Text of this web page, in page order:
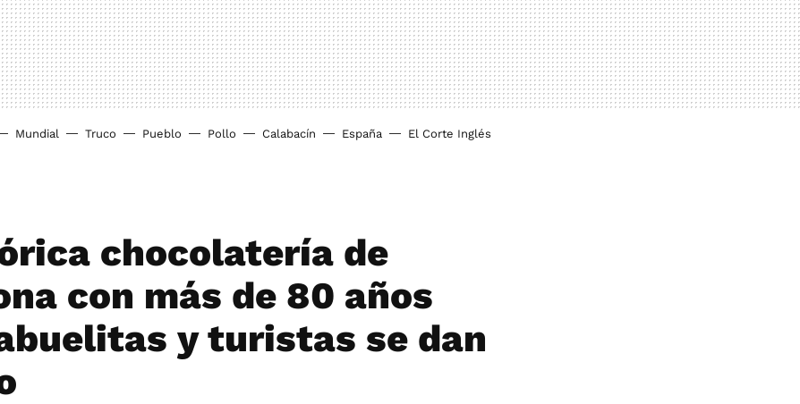
Mundial Truco Pueblo Pollo Calabacín España El Corte Inglés
chocolatería de
con más de 80 años
y turistas se dan